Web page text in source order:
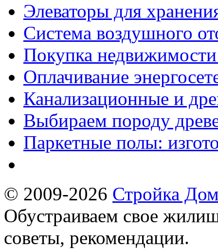
Элеваторы для
Система воздушного
Покупка
Оплачивание
Канализационные и
Выбираем породу
Паркетные полы:
© 2009-2026 Стройка
Обустраиваем свое
советы, рекомендации.